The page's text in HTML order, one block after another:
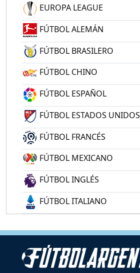
EUROPA LEAGUE
FÚTBOL ALEMÁN
FÚTBOL BRASILERO
FÚTBOL CHINO
FÚTBOL ESPAÑOL
FÚTBOL ESTADOS UNIDOS
FÚTBOL FRANCÉS
FÚTBOL MEXICANO
FÚTBOL INGLÉS
FÚTBOL ITALIANO